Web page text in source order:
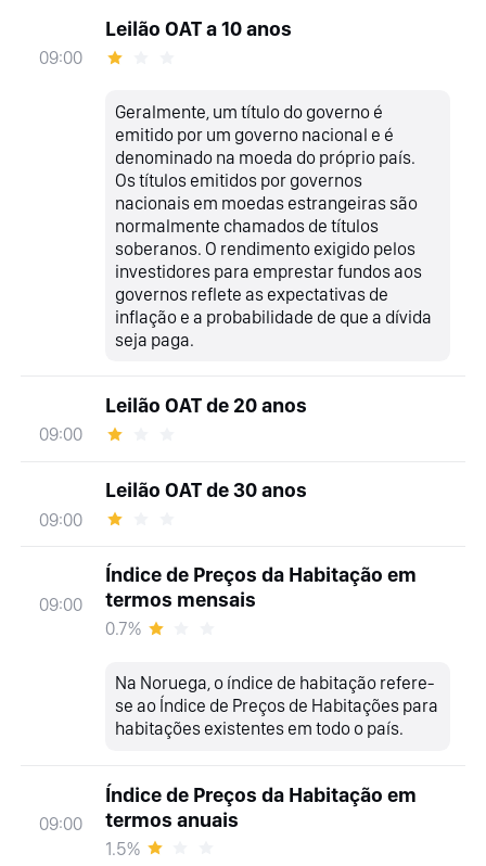
09:00
Leilão OAT a 10 anos
Geralmente, um título do governo é
emitido por um governo nacional e é
denominado na moeda do próprio país.
Os títulos emitidos por governos
nacionais em moedas estrangeiras são
normalmente chamados de títulos
soberanos. O rendimento exigido pelos
investidores para emprestar fundos aos
governos reflete as expectativas de
inflação e a probabilidade de que a dívida
seja paga.
09:00
Leilão OAT de 20 anos
09:00
Leilão OAT de 30 anos
09:00
Índice de Preços da Habitação em
termos mensais
0.7%
Na Noruega, o índice de habitação refere-
se ao Índice de Preços de Habitações para
habitações existentes em todo o país.
09:00
Índice de Preços da Habitação em
termos anuais
1.5%